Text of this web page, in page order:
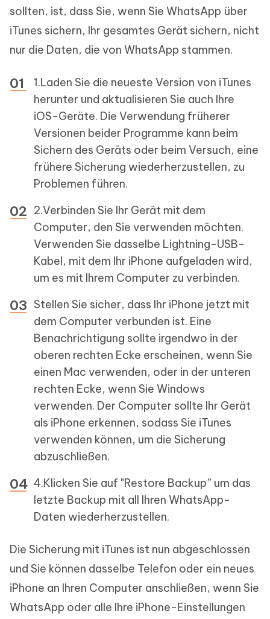
sollten, ist, dass Sie, wenn Sie WhatsApp über
iTunes sichern, Ihr gesamtes Gerät sichern, nicht
nur die Daten, die von WhatsApp stammen.
1.Laden Sie die neueste Version von iTunes
herunter und aktualisieren Sie auch Ihre
iOS-Geräte. Die Verwendung früherer
Versionen beider Programme kann beim
Sichern des Geräts oder beim Versuch, eine
frühere Sicherung wiederherzustellen, zu
Problemen führen.
2.Verbinden Sie Ihr Gerät mit dem
Computer, den Sie verwenden möchten.
Verwenden Sie dasselbe Lightning-USB-
Kabel, mit dem Ihr iPhone aufgeladen wird,
um es mit Ihrem Computer zu verbinden.
Stellen Sie sicher, dass Ihr iPhone jetzt mit
dem Computer verbunden ist. Eine
Benachrichtigung sollte irgendwo in der
oberen rechten Ecke erscheinen, wenn Sie
einen Mac verwenden, oder in der unteren
rechten Ecke, wenn Sie Windows
verwenden. Der Computer sollte Ihr Gerät
als iPhone erkennen, sodass Sie iTunes
verwenden können, um die Sicherung
abzuschließen.
4.Klicken Sie auf "Restore Backup” um das
letzte Backup mit all Ihren WhatsApp-
Daten wiederherzustellen.
Die Sicherung mit iTunes ist nun abgeschlossen
und Sie können dasselbe Telefon oder ein neues
iPhone an Ihren Computer anschließen, wenn Sie
WhatsApp oder alle Ihre iPhone-Einstellungen